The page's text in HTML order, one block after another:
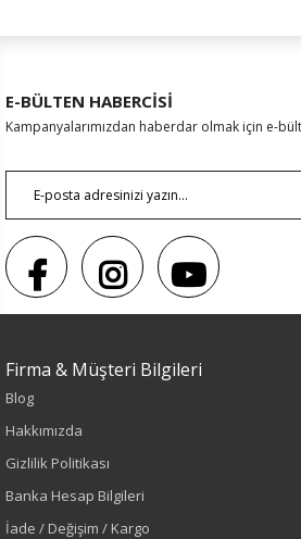
Sezon : YAZLIK
Renk
E-BÜLTEN HABERCİSİ
Kampanyalarımızdan haberdar olmak için e-
Firma & Müşteri Bilgileri
Blog
Hakkımızda
Gizlilik Politikası
Banka Hesap Bilgileri
İade / Değişim / Kargo